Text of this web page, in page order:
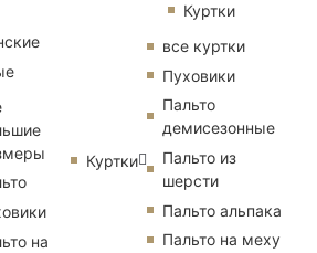
на
Куртки
Куртки
все куртки
Пуховики
Пальто
демисезонные
Пальто из
шерсти
Пальто альпака
Пальто на меху